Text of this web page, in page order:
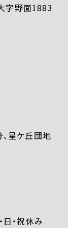
字野面1883
星ケ丘団地
・祝休み